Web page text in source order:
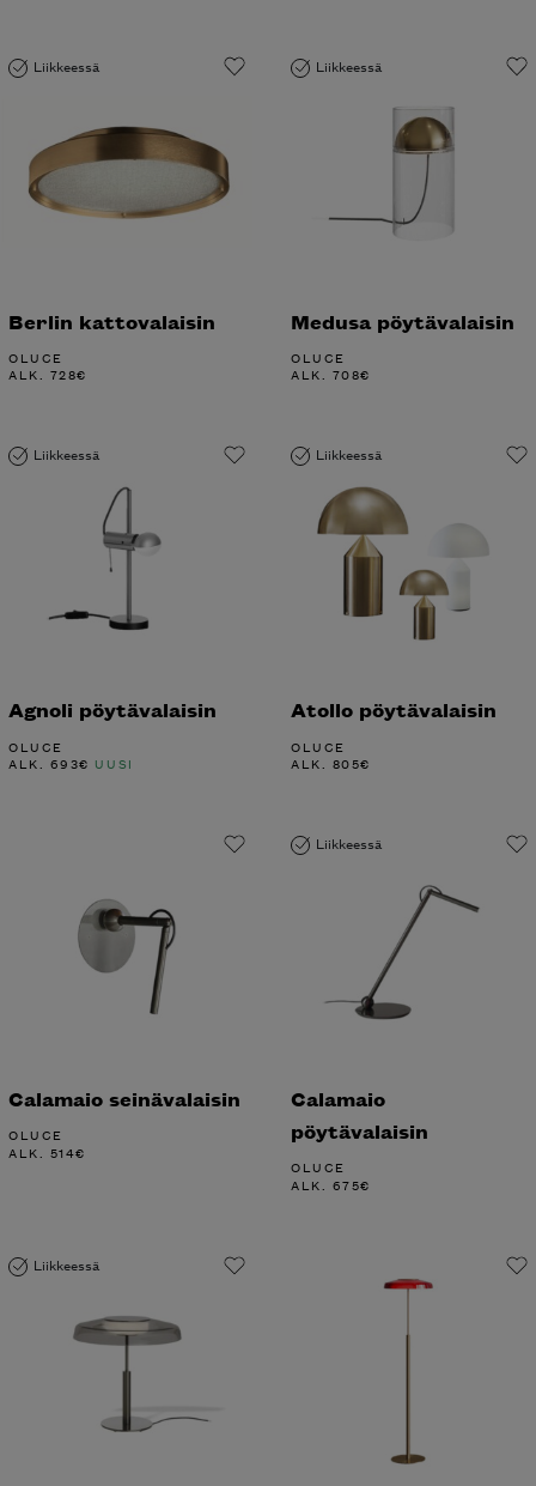
Liikkeessä
Berlin kattovalaisin
OLUCE
ALK. 728€
Liikkeessä
Medusa pöytävalaisin
OLUCE
ALK. 708€
Liikkeessä
Agnoli pöytävalaisin
OLUCE
ALK. 693€ UUSI
Liikkeessä
Atollo pöytävalaisin
OLUCE
ALK. 805€
Calamaio seinävalaisin
OLUCE
ALK. 514€
Liikkeessä
Calamaio
pöytävalaisin
OLUCE
ALK. 675€
Liikkeessä